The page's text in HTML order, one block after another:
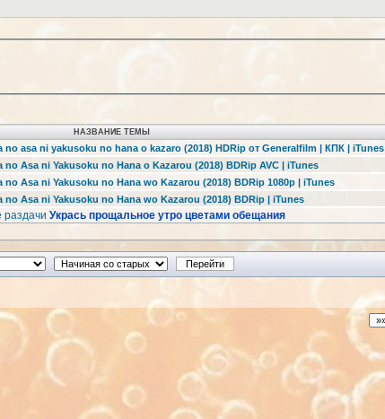
НАЗВАНИЕ ТЕМЫ
asa ni yakusoku no hana o kazaro (2018) HDRip от Generalfilm | КПК | iTunes
Asa ni Yakusoku no Hana o Kazarou (2018) BDRip AVC | iTunes
Asa ni Yakusoku no Hana wo Kazarou (2018) BDRip 1080p | iTunes
Asa ni Yakusoku no Hana wo Kazarou (2018) BDRip | iTunes
раздачи Укрась прощальное утро цветами обещания